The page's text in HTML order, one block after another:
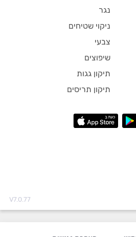
נגר
ניקוי שטיחים
צבעי
שיפוצים
תיקון גגות
תיקון תריסים
V7.0.77